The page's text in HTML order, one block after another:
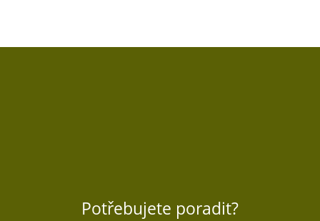
Potřebujete poradit?